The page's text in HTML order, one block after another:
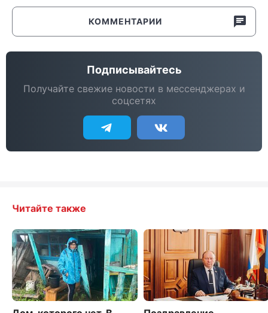
КОММЕНТАРИИ
Подписывайтесь
Получайте свежие новости в мессенджерах и
соцсетях
Читайте также